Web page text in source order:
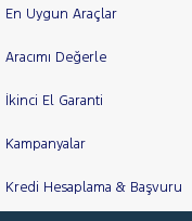
En Uygun Araçlar
Aracımı Değerle
İkinci El Garanti
Kampanyalar
Kredi Hesaplama & Başvuru